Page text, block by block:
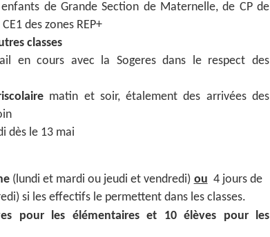
de Grande Section de Maternelle, de CP de
des zones REP+
classes
en cours avec la Sogeres dans le respect des
matin et soir, étalement des arrivées des
dès le 13 mai
(lundi et mardi ou jeudi et vendredi) ou 4 jours de
si les effectifs le permettent dans les classes.
pour les élémentaires et 10 élèves pour les